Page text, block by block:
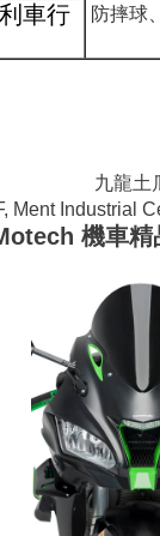
車行
防摔球
九龍土
Ment Industrial
機車